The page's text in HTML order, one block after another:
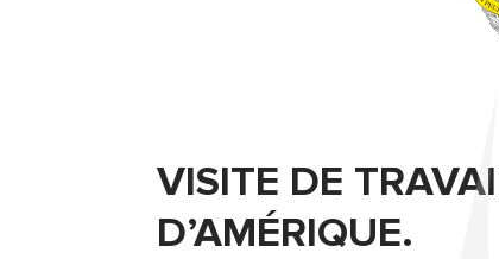
VISITE DE
D’AMÉRIQUE.